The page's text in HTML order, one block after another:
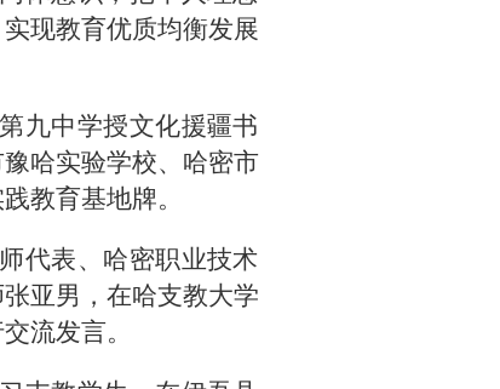
现教育优质均衡发展
九中学授文化援疆书
哈实验学校、哈密市
教育基地牌。
代表、哈密职业技术
亚男，在哈支教大学
流发言。